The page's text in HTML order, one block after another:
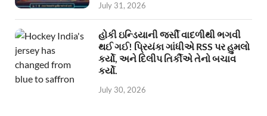
July 31, 2026
હોકી ઇન્ડિયાની જર્સી વાદળીથી ભગવી
થઈ ગઈ! પ્રિયંકા ગાંધીએ RSS પર હુમલો
કર્યો, અને દિલીપ તિર્કીએ તેનો બચાવ
કર્યો.
July 30, 2026